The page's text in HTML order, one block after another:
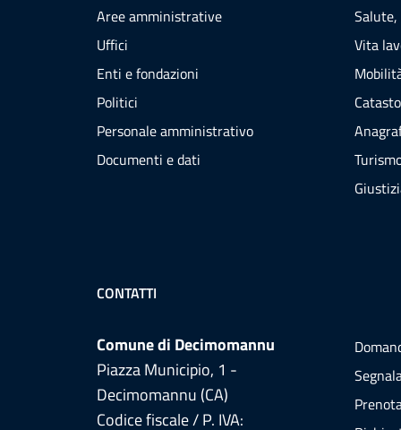
Aree amministrative
Uffici
Enti e fondazioni
Politici
Personale amministrativo
Documenti e dati
Salute,
Vita
CONTATTI
Comune di Decimomannu
Piazza Municipio, 1 -
Decimomannu (CA)
Codice fiscale / P. IVA: